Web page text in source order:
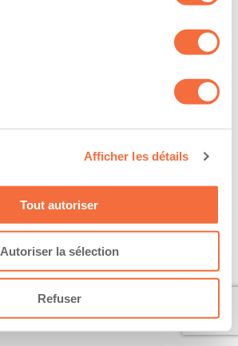
Afficher les détails
Tout autoriser
Autoriser la sélection
Refuser